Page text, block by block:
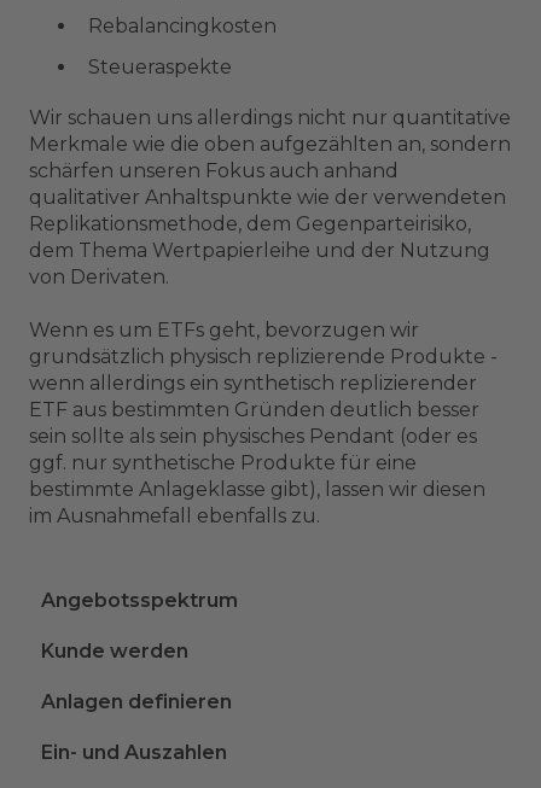
Rebalancingkosten
Steueraspekte
Wir schauen uns allerdings nicht nur quantitative
Merkmale wie die oben aufgezählten an, sondern
schärfen unseren Fokus auch anhand
qualitativer Anhaltspunkte wie der verwendeten
Replikationsmethode, dem Gegenparteirisiko,
dem Thema Wertpapierleihe und der Nutzung
von Derivaten.
Wenn es um ETFs geht, bevorzugen wir
grundsätzlich physisch replizierende Produkte -
wenn allerdings ein synthetisch replizierender
ETF aus bestimmten Gründen deutlich besser
sein sollte als sein physisches Pendant (oder es
ggf. nur synthetische Produkte für eine
bestimmte Anlageklasse gibt), lassen wir diesen
im Ausnahmefall ebenfalls zu.
Angebotsspektrum
Kunde werden
Anlagen definieren
Ein- und Auszahlen